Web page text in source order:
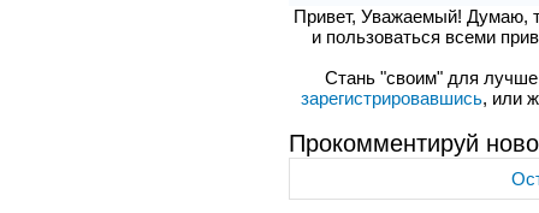
Привет, Уважаемый! Думаю,
и пользоваться всеми
Стань "своим" для
зарегистрировавшись, или
Прокомментируй